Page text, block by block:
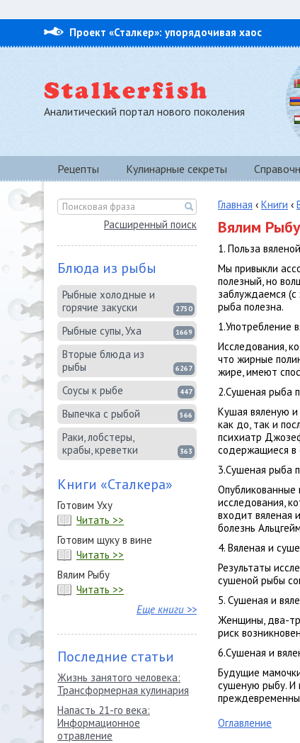
Проект «Сталкер»: упорядочивая хаос
Аналитический портал нового поколения
Рецепты Кулинарные секреты
Расширенный поиск
Блюда из рыбы
Рыбные холодные и
горячие закуски
2750
Рыбные супы, Уха 1669
Вторые блюда из
рыбы
6267
Соусы к рыбе 447
Выпечка с рыбой 566
Раки, лобстеры,
крабы, креветки
363
Книги «Сталкера»
Готовим Уху
Читать >>
Готовим щуку в вине
Читать >>
Вялим Рыбу
Читать >>
Еще книги >>
Последние статьи
Жизнь занятого человека:
Трансформерная кулинария
Напасть 21-го века:
Информационное
отравление
Главная ‹ Книги ‹
Вялим Рыбу
1. Польза
Мы привыкли
полезный, но
заблуждаемся
рыба полезна.
1.Употребление
Исследования,
что жирные
жире, имеют
2.Сушеная рыба
Кушая вяленую
как до, так и
психиатр
содержащиеся в
3.Сушеная рыба
Опубликованные
исследования,
входит вяленая
болезнь
4. Вяленая и
Результаты
сушеной рыбы
5. Сушеная и
Женщины, два-
риск
6.Сушеная и
Будущие
сушеную рыбу. И
Оглавление